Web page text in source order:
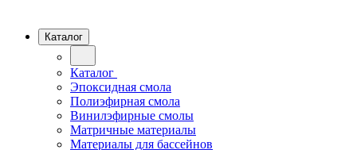
Каталог
Каталог
Эпоксидная смола
Полиэфирная смола
Винилэфирные смолы
Матричные материалы
Материалы для бассейнов